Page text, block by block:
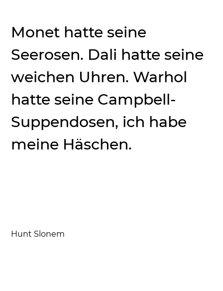
Monet hatte seine
Seerosen. Dali hatte seine
weichen Uhren. Warhol
hatte seine Campbell-
Suppendosen, ich habe
meine Häschen.
Hunt Slonem